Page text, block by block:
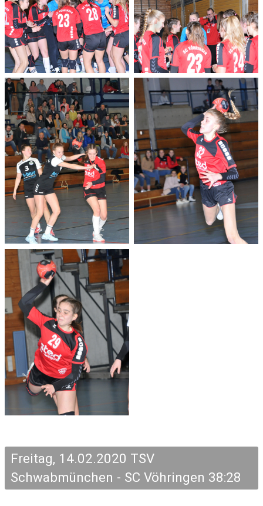
Freitag, 14.02.2020 TSV
Schwabmünchen - SC Vöhringen 38:28